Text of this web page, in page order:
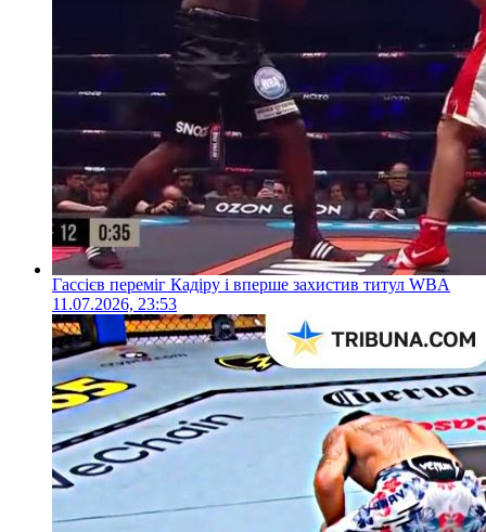
Гассієв переміг Кадіру і вперше захистив титул WBA
11.07.2026, 23:53